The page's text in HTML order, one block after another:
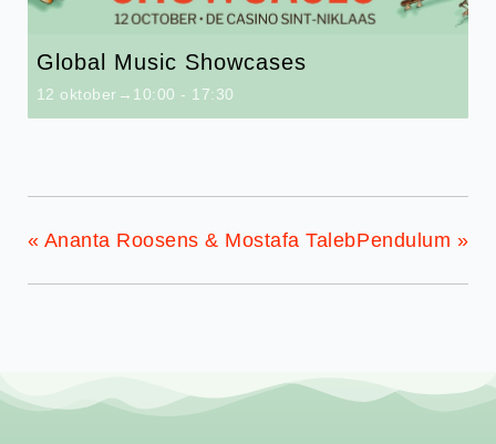
Global Music Showcases
12 oktober→10:00 - 17:30
« Ananta Roosens & Mostafa TalebPendulum »